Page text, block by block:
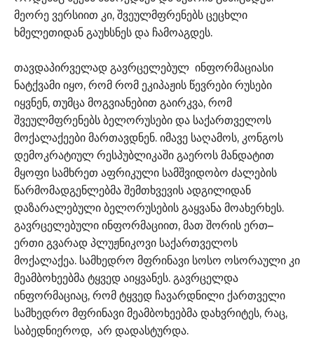
მეორე ვერსიით კი, შვეულმფრენებს ცეცხლი
ხმელეთიდან გაუხსნეს და ჩამოაგდეს.
თავდაპირველად გავრცელებულ ინფორმაციასი
ნატქვამი იყო, რომ რომ ეკიპაჟის წევრები რუსები
იყვნენ, თუმცა მოგვიანებით გაირკვა, რომ
შვეულმფრენებს ბელორუსები და საქართველოს
მოქალაქეები მართავდნენ. იმავე საღამოს, კონგოს
დემოკრატიულ რესპუბლიკაში გაეროს მანდატით
მყოფი სამხრეთ აფრიკული სამშვიდობო ძალების
წარმომადგენლებმა შემთხვევის ადგილიდან
დაზარალებული ბელორუსების გაყვანა მოახერხეს.
გავრცელებული ინფორმაციით, მათ შორის ერთ–
ერთი გვარად პლუჟნიკოვი საქართველოს
მოქალაქეა. სამხედრო მფრინავი სოსო ოსორაული კი
მეამბოხეებმა ტყვედ აიყვანეს. გავრცელდა
ინფორმაციაც, რომ ტყვედ ჩავარდნილი ქართველი
სამხედრო მფრინავი მეამბოხეებმა დახვრიტეს, რაც,
საბედნიეროდ, არ დადასტურდა.